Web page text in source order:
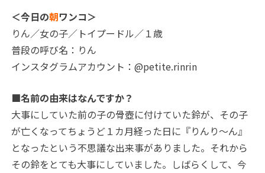
＜今日の朝ワンコ＞
りん／女の子／トイプードル／１歳
普段の呼び名：りん
インスタグラムアカウント：@petite.rinrin
■名前の由来はなんですか？
大事にしていた前の子の骨壺に付けていた鈴が、その子
が亡くなってちょうど１カ月経った日に『りんり～ん』
となったという不思議な出来事がありました。それから
その鈴をとても大事にしていました。しばらくして、今